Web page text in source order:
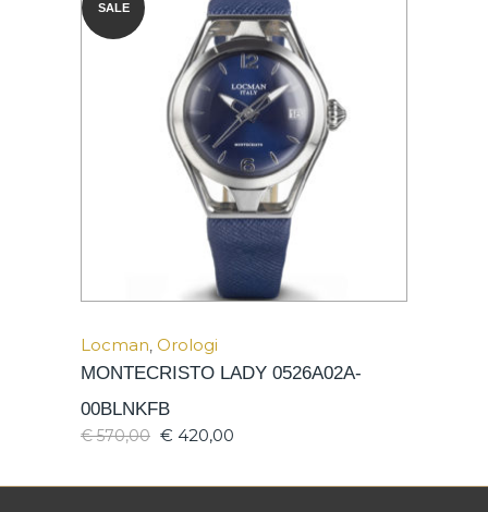
SALE
Locman, Orologi
MONTECRISTO LADY 0526A02A-
00BLNKFB
€570,00 € 420,00